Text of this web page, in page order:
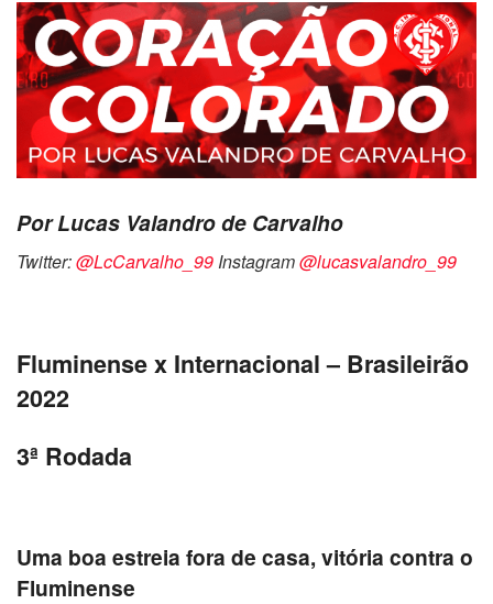
Por Lucas Valandro de Carvalho
Twitter:@LcCarvalho_99 Instagram@lucasvalandro_99
Fluminense x Internacional – Brasileirão
2022
3ª Rodada
Uma boa estreia fora de casa, vitória contra o
Fluminense